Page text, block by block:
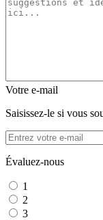
Votre e-mail
Saisissez-le si vous
Évaluez-nous
1
2
3